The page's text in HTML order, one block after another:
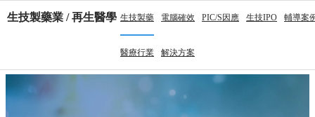
生技製藥業 / 再生醫學 生技製藥 電腦確效 PIC/S因應 生技IPO 輔導案
醫療行業 解決方案